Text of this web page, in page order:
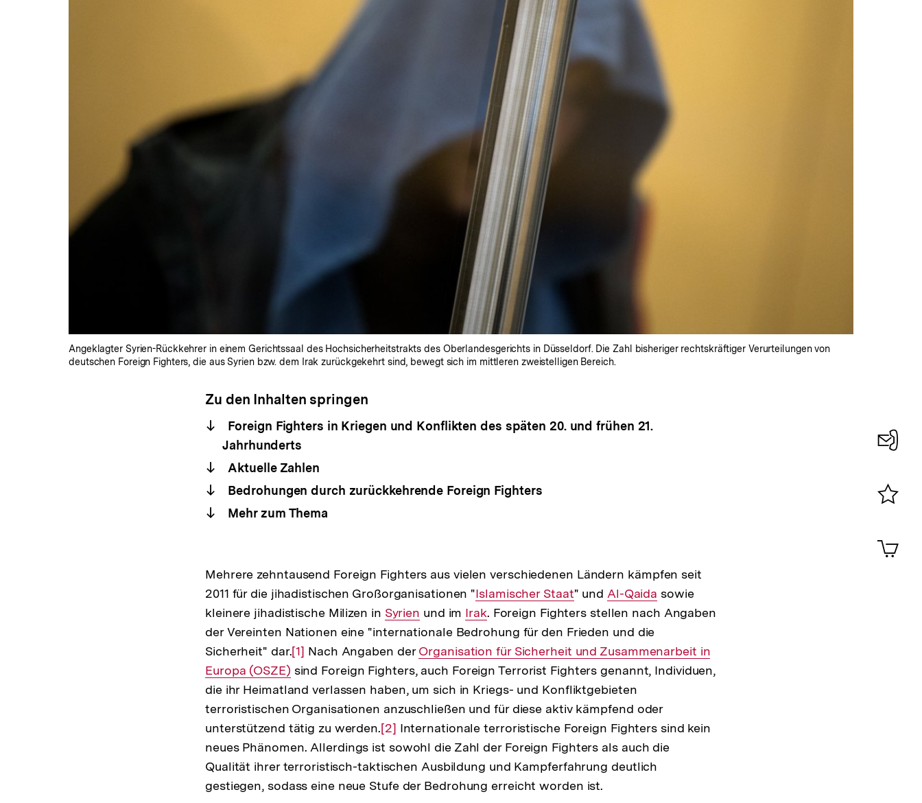
Angeklagter Syrien-Rückkehrer in einem Gerichtssaal des Hochsicherheitstrakts des Oberlandesgerichts in Düsseldorf. Die Zahl bisheriger rechtskräftiger Verurteilungen von
deutschen Foreign Fighters, die aus Syrien bzw. dem Irak zurückgekehrt sind, bewegt sich im mittleren zweistelligen Bereich.
Zu den Inhalten springen
Foreign Fighters in Kriegen und Konflikten des späten 20. und frühen 21.
Jahrhunderts
Aktuelle Zahlen
Bedrohungen durch zurückkehrende Foreign Fighters
Mehr zum Thema
Mehrere zehntausend Foreign Fighters aus vielen verschiedenen Ländern kämpfen seit
2011 für die jihadistischen Großorganisationen "Interner
Link:
Islamischer Staat" und Interner
Link:
Al-Qaida sowie
kleinere jihadistische Milizen in Interner
Link:
Syrien und im Interner
Link:
Irak. Foreign Fighters stellen nach Angaben
der Vereinten Nationen eine "internationale Bedrohung für den Frieden und die
Sicherheit" dar.Zur
Auflösung
der
Fußnote
[1] Nach Angaben derInterner
Link:
Organisation für Sicherheit und Zusammenarbeit in
Europa (OSZE) sind Foreign Fighters, auch Foreign Terrorist Fighters genannt, Individuen,
die ihr Heimatland verlassen haben, um sich in Kriegs- und Konfliktgebieten
terroristischen Organisationen anzuschließen und für diese aktiv kämpfend oder
unterstützend tätig zu werden.Zur
Auflösung
der
Fußnote
[2] Internationale terroristische Foreign Fighters sind kein
neues Phänomen. Allerdings ist sowohl die Zahl der Foreign Fighters als auch die
Qualität ihrer terroristisch-taktischen Ausbildung und Kampferfahrung deutlich
gestiegen, sodass eine neue Stufe der Bedrohung erreicht worden ist.